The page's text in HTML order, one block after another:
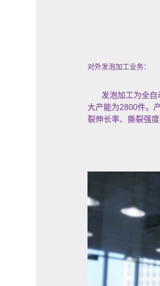
对外发泡加工业务：
发泡加工为全
大产能为2800件。
裂伸长率、撕裂强